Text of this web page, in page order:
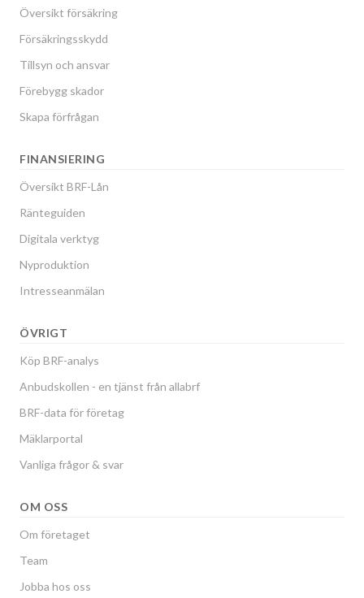
Översikt försäkring
Försäkringsskydd
Tillsyn och ansvar
Förebygg skador
Skapa förfrågan
FINANSIERING
Översikt BRF-Lån
Ränteguiden
Digitala verktyg
Nyproduktion
Intresseanmälan
ÖVRIGT
Köp BRF-analys
Anbudskollen - en tjänst från allabrf
BRF-data för företag
Mäklarportal
Vanliga frågor & svar
OM OSS
Om företaget
Team
Jobba hos oss